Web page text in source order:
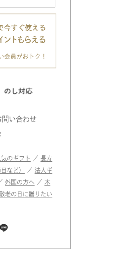
問い合わせ
のギフト ／ 長寿
など） ／ 法人ギ
外国の方へ ／ 木
敬老の日に贈りたい